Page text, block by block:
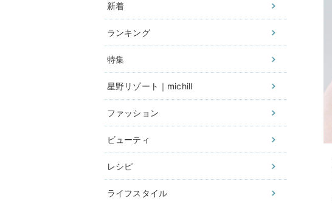
新着
ランキング
特集
星野リゾート｜michill
ファッション
ビューティ
レシピ
ライフスタイル